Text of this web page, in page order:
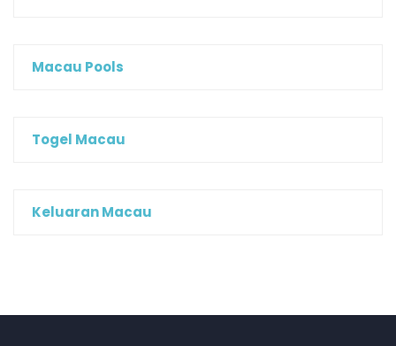
Macau Pools
Togel Macau
Keluaran Macau